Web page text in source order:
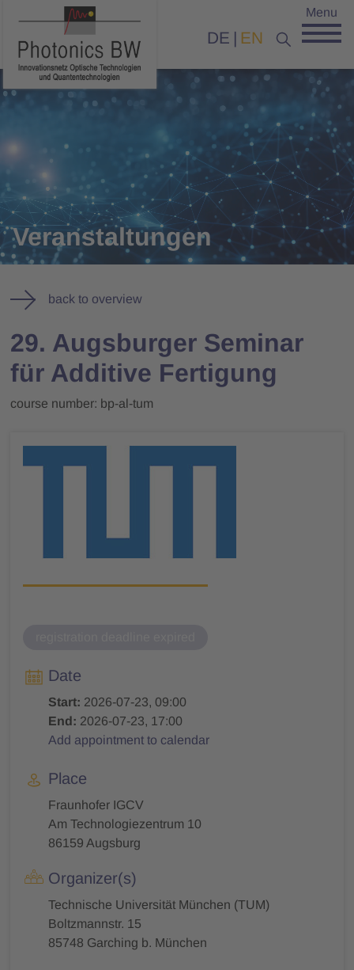
DE EN
Menu
Veranstaltungen
back to overview
29. Augsburger Seminar
für Additive Fertigung
course number: bp-al-tum
Date
Start: 2026-07-23, 09:00
End: 2026-07-23, 17:00
Add appointment to calendar
Place
Fraunhofer IGCV
Am Technologiezentrum 10
86159 Augsburg
Organizer(s)
Technische Universität München (TUM)
Boltzmannstr. 15
85748 Garching b. München